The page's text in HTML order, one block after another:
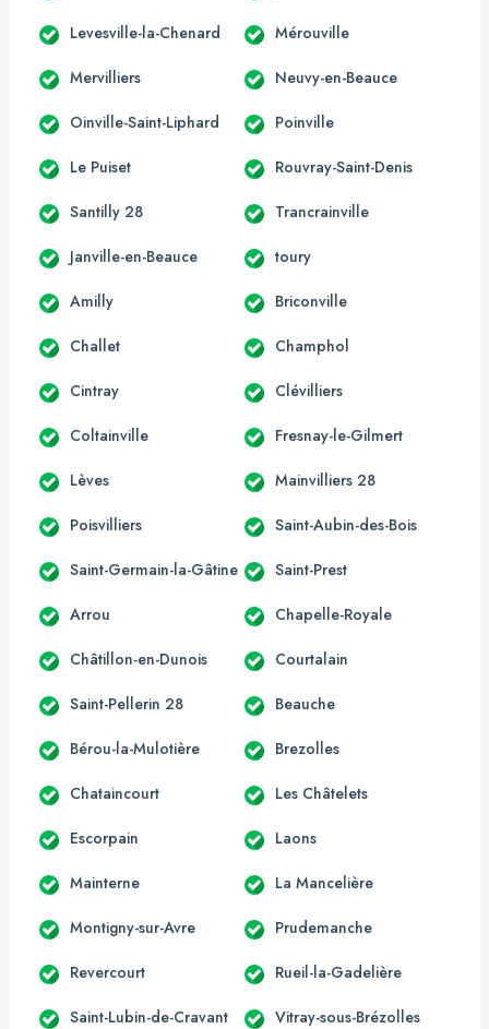
Levesville-la-Chenard Mérouville
Mervilliers Neuvy-en-Beauce
Oinville-Saint-Liphard Poinville
Le Puiset Rouvray-Saint-Denis
Santilly 28 Trancrainville
Janville-en-Beauce toury
Amilly Briconville
Challet Champhol
Cintray Clévilliers
Coltainville Fresnay-le-Gilmert
Lèves Mainvilliers 28
Poisvilliers Saint-Aubin-des-Bois
Saint-Germain-la-Gâtine Saint-Prest
Arrou Chapelle-Royale
Châtillon-en-Dunois Courtalain
Saint-Pellerin 28 Beauche
Bérou-la-Mulotière Brezolles
Chataincourt Les Châtelets
Escorpain Laons
Mainterne La Mancelière
Montigny-sur-Avre Prudemanche
Revercourt Rueil-la-Gadelière
Saint-Lubin-de-Cravant Vitray-sous-Brézolles